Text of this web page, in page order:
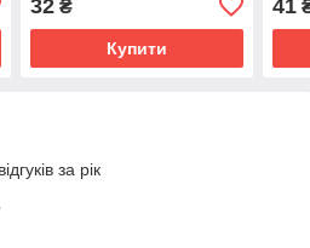
32₴
Купити
41
за рік